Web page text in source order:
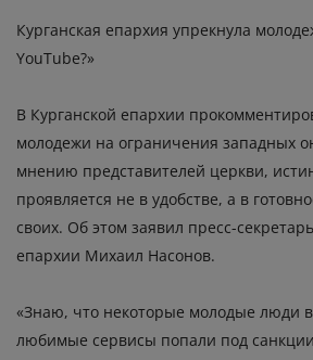
Курганская епархия упрекнула
YouTube?»
В Курганской епархии
молодежи на ограничения западных
мнению представителей церкви,
проявляется не в удобстве, а в
своих. Об этом заявил пресс-
епархии Михаил Насонов.
«Знаю, что некоторые молодые люди
любимые сервисы попали под